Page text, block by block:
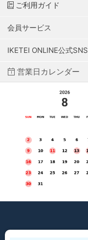
ご利用ガイド
会員サービス
IKETEI ONLINE公式SNS
営業日カレンダー